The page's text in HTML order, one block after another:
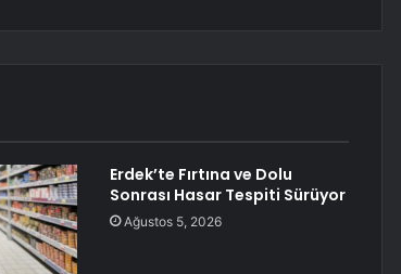
Erdek’te Fırtına ve Dolu
Sonrası Hasar Tespiti Sürüyor
Ağustos 5, 2026